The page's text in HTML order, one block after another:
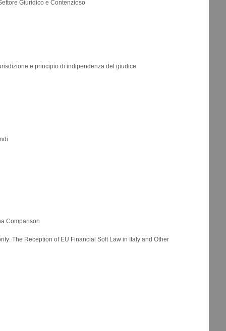
Giuridico e Contenzioso
e principio di indipendenza del giudice
Comparison
The Reception of EU Financial Soft Law in Italy and Other